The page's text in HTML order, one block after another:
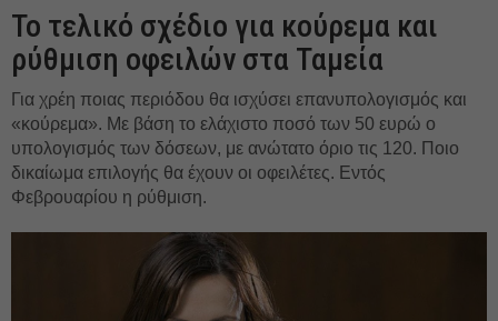
Το τελικό σχέδιο για κούρεμα και
ρύθμιση οφειλών στα Ταμεία
Για χρέη ποιας περιόδου θα ισχύσει επανυπολογισμός και
«κούρεμα». Με βάση το ελάχιστο ποσό των 50 ευρώ ο
υπολογισμός των δόσεων, με ανώτατο όριο τις 120. Ποιο
δικαίωμα επιλογής θα έχουν οι οφειλέτες. Εντός
Φεβρουαρίου η ρύθμιση.